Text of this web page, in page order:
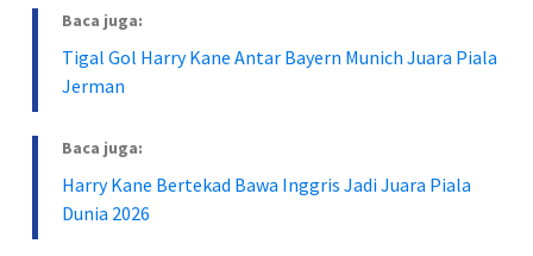
Baca juga:
Tigal Gol Harry Kane Antar Bayern Munich Juara Piala
Jerman
Baca juga:
Harry Kane Bertekad Bawa Inggris Jadi Juara Piala
Dunia 2026